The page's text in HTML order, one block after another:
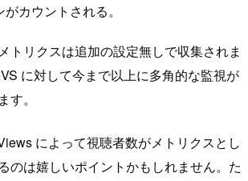
カウントされる。
トリクスは追加の設定無しで収集されま
に対して今まで以上に多角的な監視が
。
によって視聴者数がメトリクスとし
のは嬉しいポイントかもしれません。た